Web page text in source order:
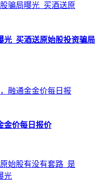
光_买酒送原始股投资骗局
金价每日报价